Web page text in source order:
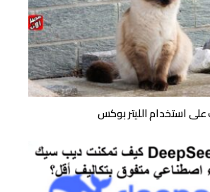
استخدام الليتر بوكس